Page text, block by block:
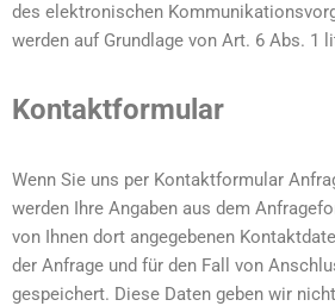
des elektronischen
werden auf Grundlage von Art. 6 Abs. 1
Kontaktformular
Wenn Sie uns per Kontaktformular
werden Ihre Angaben aus dem
von Ihnen dort angegebenen
der Anfrage und für den Fall von
gespeichert. Diese Daten geben wir